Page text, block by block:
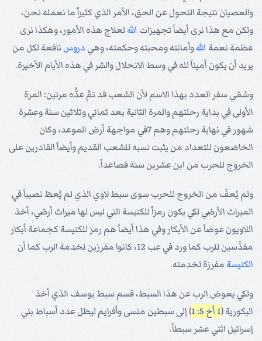
والعصيان نتيجة التحول عن الحق، الأمر الذي كثيراً ما نعمله نحن،
ولكن مع هذا نرى أيضاً تجهيزات الله لعلاج هذه الأمور، وهكذا نرى
عظمة نعمة اللهوأمانته ومحبته وحكمته، وهي دروس نافعة لكل من
يريد أن يكون أميناً لله في وسط الانحلال والشر في هذه الأيام الأخيرة.
وسُمّي سفر العدد بهذا الاسم لأن الشعب قد تمَّ عدُّه مرتين: المرة
الأولى في بداية رحلتهم والمرة الثانية بعد ثماني وثلاثين سنة وعشرة
شهور في نهاية رحلتهم وهم 7في مواجهة أرض الموعد، وكان
الخاضعون للتعداد من يثبت نسبه للشعب القديم وأيضاً القادرين على
الخروج للحرب من ابن عشرين سنة فصاعداً.
ولم يُعفَ من الخروج للحرب سوى سبط لاوي الذي لم يُعطَ نصيباً في
الميراث الأرضي لكي يكون رمزاً للكنيسة التي ليس لها ميراث أرضي، أخذ
اللاويون عوضاً عن الأبكار وفي هذا أيضاً هم رمز للكنيسة كجماعة أبكار
مقدَّسين للرب كما ورد في عب 12، كانوا مفرزين لخدمة الرب كما أن
الكنيسة مفرزة لخدمته.
ولكي يعوض الرب عن هذا السبط، قسم سبط يوسف الذي أخذ
البكورية (1 أخ 5: 1
) إلى سبطين منسى وأفرايم ليظل عدد أسباط بني
إسرائيل اثني عشر سبطاً.